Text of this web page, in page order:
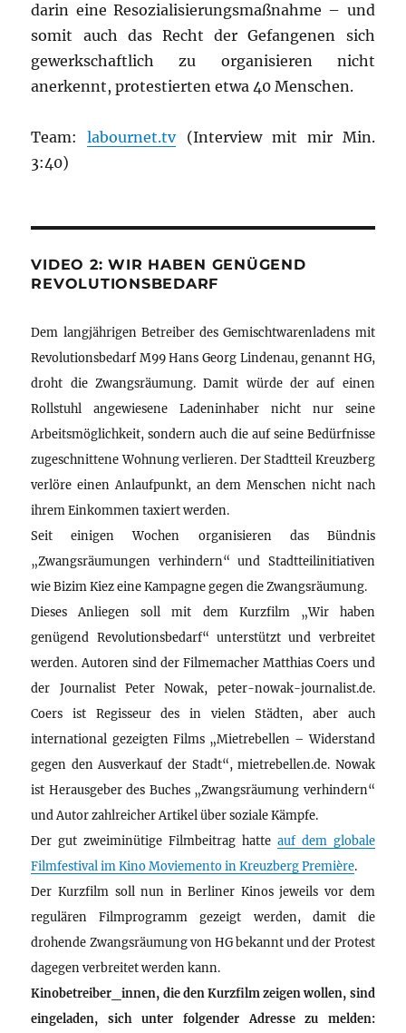
darin eine Resozialisierungsmaßnahme – und
somit auch das Recht der Gefangenen sich
gewerkschaftlich zu organisieren nicht
anerkennt, protestierten etwa 40 Menschen.
Team:labournet.tv(Interview mit mir Min.
3:40)
VIDEO 2: WIR HABEN GENÜGEND
REVOLUTIONSBEDARF
Dem langjährigen Betreiber des Gemischtwarenladens mit
Revolutionsbedarf M99 Hans Georg Lindenau, genannt HG,
droht die Zwangsräumung. Damit würde der auf einen
Rollstuhl angewiesene Ladeninhaber nicht nur seine
Arbeitsmöglichkeit, sondern auch die auf seine Bedürfnisse
zugeschnittene Wohnung verlieren. Der Stadtteil Kreuzberg
verlöre einen Anlaufpunkt, an dem Menschen nicht nach
ihrem Einkommen taxiert werden.
Seit einigen Wochen organisieren das Bündnis
„Zwangsräumungen verhindern“ und Stadtteilinitiativen
wie Bizim Kiez eine Kampagne gegen die Zwangsräumung.
Dieses Anliegen soll mit dem Kurzfilm „Wir haben
genügend Revolutionsbedarf“ unterstützt und verbreitet
werden. Autoren sind der Filmemacher Matthias Coers und
der Journalist Peter Nowak, peter-nowak-journalist.de.
Coers ist Regisseur des in vielen Städten, aber auch
international gezeigten Films „Mietrebellen – Widerstand
gegen den Ausverkauf der Stadt“, mietrebellen.de. Nowak
ist Herausgeber des Buches „Zwangsräumung verhindern“
und Autor zahlreicher Artikel über soziale Kämpfe.
Der gut zweiminütige Filmbeitrag hatte auf dem globale
Filmfestival im Kino Moviemento in Kreuzberg Première.
Der Kurzfilm soll nun in Berliner Kinos jeweils vor dem
regulären Filmprogramm gezeigt werden, damit die
drohende Zwangsräumung von HG bekannt und der Protest
dagegen verbreitet werden kann.
Kinobetreiber_innen, die den Kurzfilm zeigen wollen, sind
eingeladen, sich unter folgender Adresse zu melden: